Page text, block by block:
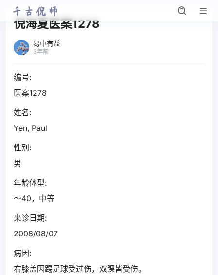
倪海夏医案1278
易中有益
3年前
编号:
医案1278
姓名:
Yen, Paul
性别:
男
年龄体型:
～40，中等
来诊日期:
2008/08/07
病因:
右膝盖因踢足球受过伤，双踝皆受伤。